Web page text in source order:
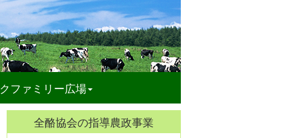
ファミリー広場
全酪協会の指導農政事業